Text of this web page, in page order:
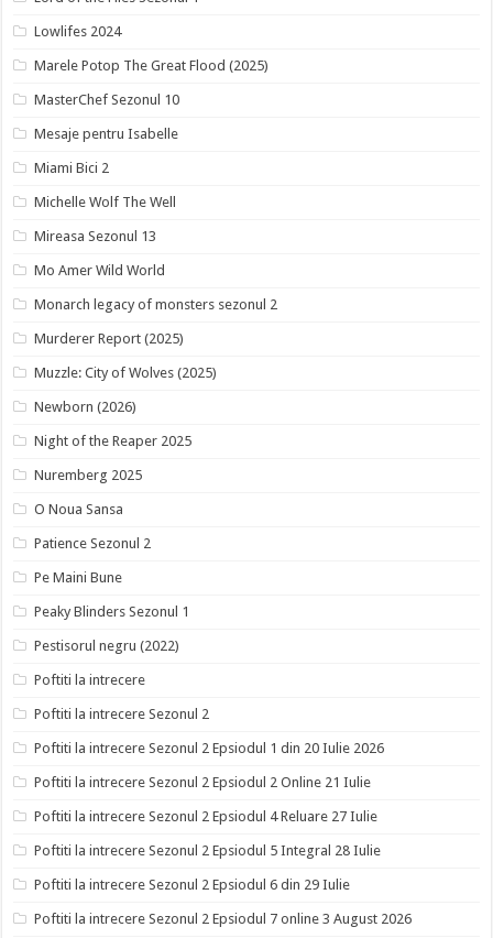
Lowlifes 2024
Marele Potop The Great Flood (2025)
MasterChef Sezonul 10
Mesaje pentru Isabelle
Miami Bici 2
Michelle Wolf The Well
Mireasa Sezonul 13
Mo Amer Wild World
Monarch legacy of monsters sezonul 2
Murderer Report (2025)
Muzzle: City of Wolves (2025)
Newborn (2026)
Night of the Reaper 2025
Nuremberg 2025
O Noua Sansa
Patience Sezonul 2
Pe Maini Bune
Peaky Blinders Sezonul 1
Pestisorul negru (2022)
Poftiti la intrecere
Poftiti la intrecere Sezonul 2
Poftiti la intrecere Sezonul 2 Epsiodul 1 din 20 Iulie 2026
Poftiti la intrecere Sezonul 2 Epsiodul 2 Online 21 Iulie
Poftiti la intrecere Sezonul 2 Epsiodul 4 Reluare 27 Iulie
Poftiti la intrecere Sezonul 2 Epsiodul 5 Integral 28 Iulie
Poftiti la intrecere Sezonul 2 Epsiodul 6 din 29 Iulie
Poftiti la intrecere Sezonul 2 Epsiodul 7 online 3 August 2026